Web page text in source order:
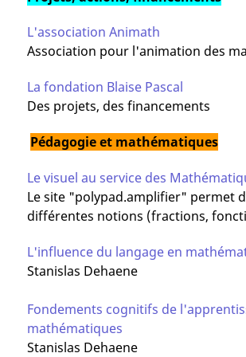
L'association Animath
Association pour l'animation des
La fondation Blaise Pascal
Des projets, des financements
Pédagogie et mathématiques
Le visuel au service des
Le site "polypad.amplifier" permet
différentes notions (fractions,
L'influence du langage en
Stanislas Dehaene
Fondements cognitifs de
mathématiques
Stanislas Dehaene